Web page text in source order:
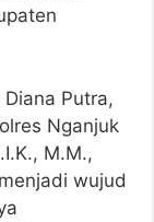
Putra,
Nganjuk
M.M.,
wujud